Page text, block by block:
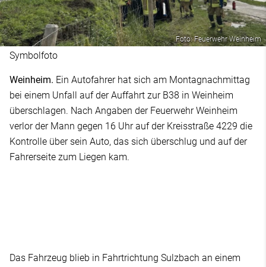
Foto: Feuerwehr Weinheim
Symbolfoto
Weinheim. Ein Autofahrer hat sich am Montagnachmittag
bei einem Unfall auf der Auffahrt zur B38 in Weinheim
überschlagen. Nach Angaben der Feuerwehr Weinheim
verlor der Mann gegen 16 Uhr auf der Kreisstraße 4229 die
Kontrolle über sein Auto, das sich überschlug und auf der
Fahrerseite zum Liegen kam.
Das Fahrzeug blieb in Fahrtrichtung Sulzbach an einem